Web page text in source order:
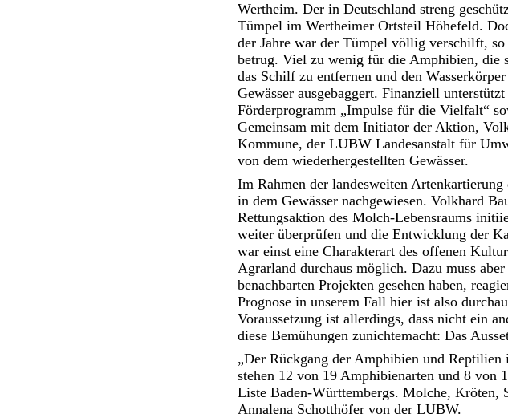
Wertheim. Der in Deutschland streng
Tümpel im Wertheimer Ortsteil Höhefeld.
der Jahre war der Tümpel völlig verschilft,
betrug. Viel zu wenig für die Amphibien, die
das Schilf zu entfernen und den
Gewässer ausgebaggert. Finanziell
Förderprogramm „Impulse für die Vielfalt“
Gemeinsam mit dem Initiator der Aktion,
Kommune, der LUBW Landesanstalt für
von dem wiederhergestellten Gewässer.
Im Rahmen der landesweiten
in dem Gewässer nachgewiesen. Volkhard
Rettungsaktion des Molch-Lebensraums
weiter überprüfen und die Entwicklung der
war einst eine Charakterart des offenen
Agrarland durchaus möglich. Dazu muss
benachbarten Projekten gesehen haben,
Prognose in unserem Fall hier ist also
Voraussetzung ist allerdings, dass nicht ein
diese Bemühungen zunichtemacht: Das
„Der Rückgang der Amphibien und
stehen 12 von 19 Amphibienarten und 8 von
Liste Baden-Württembergs. Molche, Kröten,
Annalena Schotthöfer von der LUBW.